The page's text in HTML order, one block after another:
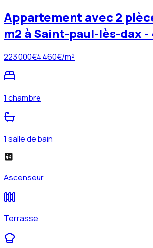
Appartement avec 2
m2 à Saint-paul-lès-dax -
223 000€4 460€/m²
1 chambre
1 salle de bain
Ascenseur
Terrasse